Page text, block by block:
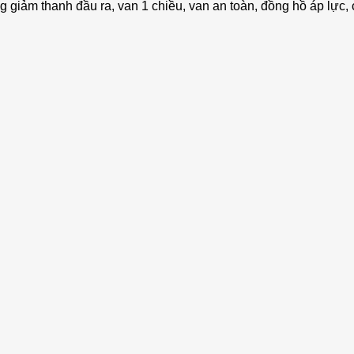
thanh đầu ra, van 1 chiều, van an toàn, đồng hồ áp